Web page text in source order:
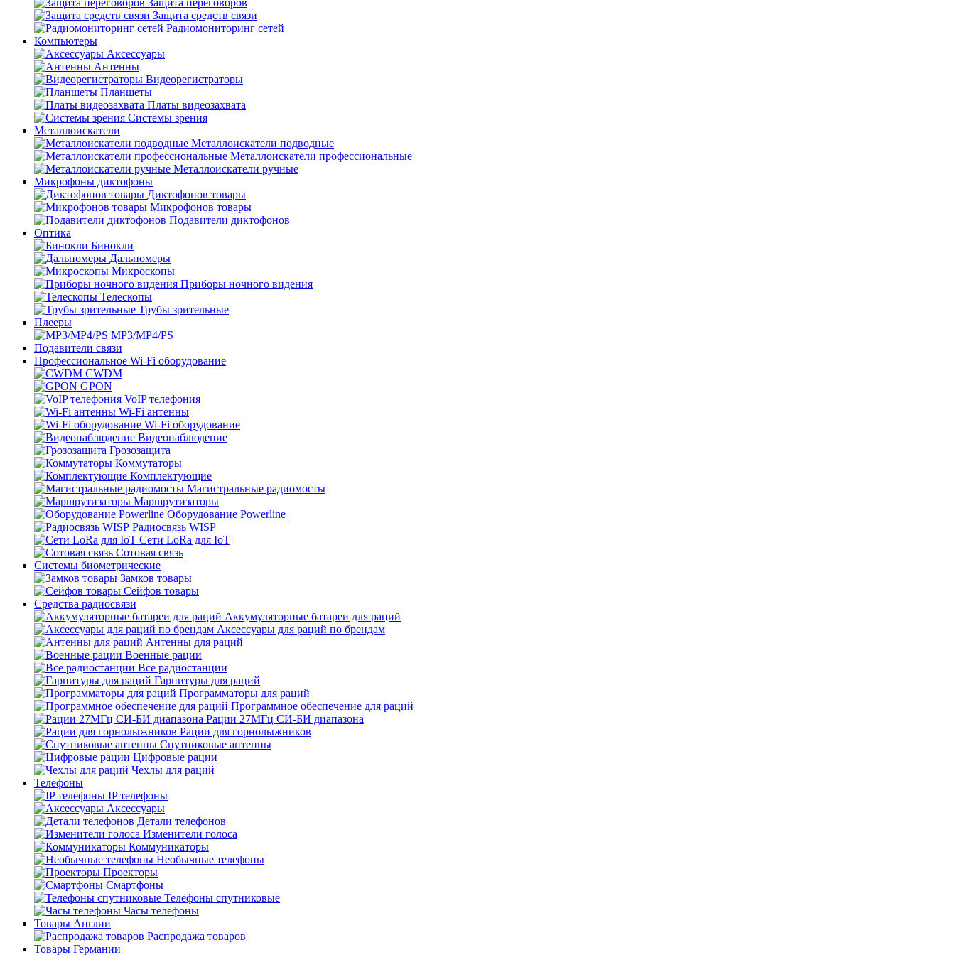
Защита переговоров
Защита средств связи
Радиомониторинг сетей
Компьютеры
Аксессуары
Антенны
Видеорегистраторы
Планшеты
Платы видеозахвата
Системы зрения
Металлоискатели
Металлоискатели подводные
Металлоискатели профессиональные
Металлоискатели ручные
Микрофоны диктофоны
Диктофонов товары
Микрофонов товары
Подавители диктофонов
Оптика
Бинокли
Дальномеры
Микроскопы
Приборы ночного видения
Телескопы
Трубы зрительные
Плееры
MP3/MP4/PS
Подавители связи
Профессиональное Wi-Fi оборудование
CWDM
GPON
VoIP телефония
Wi-Fi антенны
Wi-Fi оборудование
Видеонаблюдение
Грозозащита
Коммутаторы
Комплектующие
Магистральные радиомосты
Маршрутизаторы
Оборудование Powerline
Радиосвязь WISP
Сети LoRa для IoT
Сотовая связь
Системы биометрические
Замков товары
Сейфов товары
Средства радиосвязи
Аккумуляторные батареи для раций
Аксессуары для раций по брендам
Антенны для раций
Военные рации
Все радиостанции
Гарнитуры для раций
Программаторы для раций
Программное обеспечение для раций
Рации 27МГц СИ-БИ диапазона
Рации для горнолыжников
Спутниковые антенны
Цифровые рации
Чехлы для раций
Телефоны
IP телефоны
Аксессуары
Детали телефонов
Изменители голоса
Коммуникаторы
Необычные телефоны
Проекторы
Смартфоны
Телефоны спутниковые
Часы телефоны
Товары Англии
Распродажа товаров
Товары Германии